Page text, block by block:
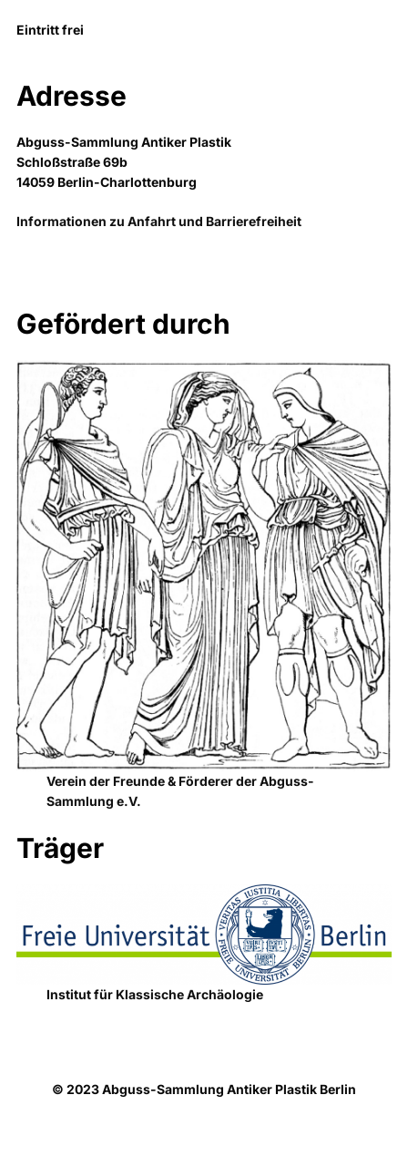
Eintritt frei
Adresse
Abguss-Sammlung Antiker Plastik
Schloßstraße 69b
14059 Berlin-Charlottenburg
Informationen zu Anfahrt und Barrierefreiheit
Gefördert durch
Verein der Freunde & Förderer der Abguss-
Sammlung e.V.
Träger
Institut für Klassische Archäologie
© 2023 Abguss-Sammlung Antiker Plastik Berlin